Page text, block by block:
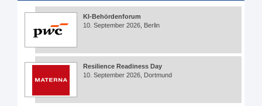
KI-Behördenforum
10. September 2026, Berlin
Resilience Readiness Day
10. September 2026, Dortmund